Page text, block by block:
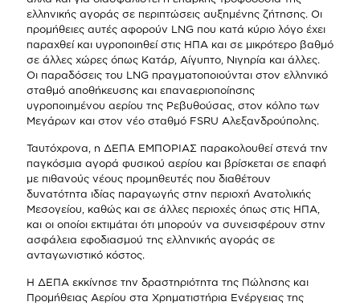
ελληνικής αγοράς σε περιπτώσεις αυξημένης ζήτησης. Οι
προμήθειες αυτές αφορούν LNG που κατά κύριο λόγο έχει
παραχθεί και υγροποιηθεί στις ΗΠΑ και σε μικρότερο βαθμό
σε άλλες χώρες όπως Κατάρ, Αίγυπτο, Νιγηρία και άλλες.
Οι παραδόσεις του LNG πραγματοποιούνται στον ελληνικό
σταθμό αποθήκευσης και επαναεριοποίησης
υγροποιημένου αερίου της Ρεβυθούσας, στον κόλπο των
Μεγάρων και στον νέο σταθμό FSRU Αλεξανδρούπολης.
Ταυτόχρονα, η ΔΕΠΑ ΕΜΠΟΡΙΑΣ παρακολουθεί στενά την
παγκόσμια αγορά φυσικού αερίου και βρίσκεται σε επαφή
με πιθανούς νέους προμηθευτές που διαθέτουν
δυνατότητα ιδίας παραγωγής στην περιοχή Ανατολικής
Μεσογείου, καθώς και σε άλλες περιοχές όπως στις ΗΠΑ,
και οι οποίοι εκτιμάται ότι μπορούν να συνεισφέρουν στην
ασφάλεια εφοδιασμού της ελληνικής αγοράς σε
ανταγωνιστικό κόστος.
Η ΔΕΠΑ εκκίνησε την δραστηριότητα της Πώλησης και
Προμήθειας Αερίου στα Χρηματιστήρια Ενέργειας της